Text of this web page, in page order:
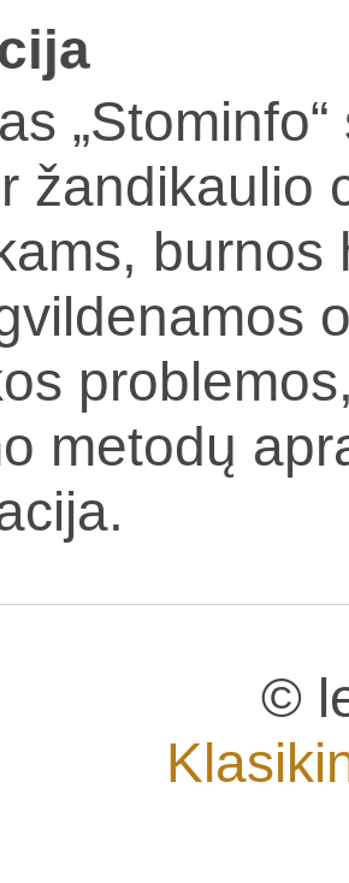
žandikaulio
burnos
metodų
©